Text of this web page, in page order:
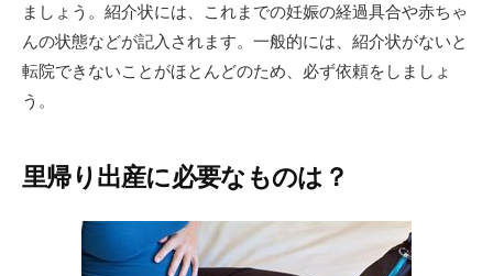
ましょう。紹介状には、これまでの妊娠の経過具合や赤ちゃ
んの状態などが記入されます。一般的には、紹介状がないと
転院できないことがほとんどのため、必ず依頼をしましょ
う。
里帰り出産に必要なものは？